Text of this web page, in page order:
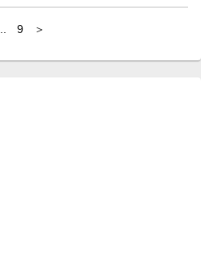
pagepage
9 page